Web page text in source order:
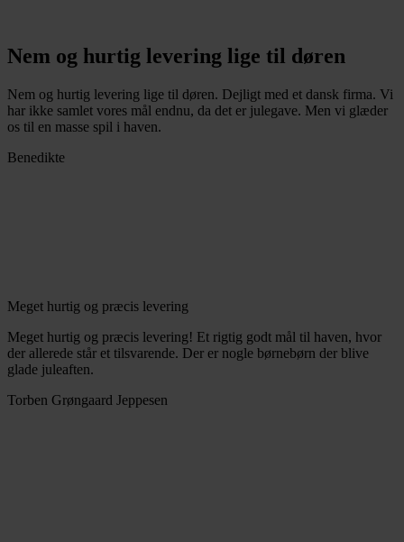
Nem og hurtig levering lige til døren
Nem og hurtig levering lige til døren. Dejligt med et dansk firma. Vi
har ikke samlet vores mål endnu, da det er julegave. Men vi glæder
os til en masse spil i haven.
Benedikte
Meget hurtig og præcis levering
Meget hurtig og præcis levering! Et rigtig godt mål til haven, hvor
der allerede står et tilsvarende. Der er nogle børnebørn der blive
glade juleaften.
Torben Grøngaard Jeppesen